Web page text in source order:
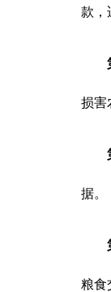
款，
损害
据。
粮食